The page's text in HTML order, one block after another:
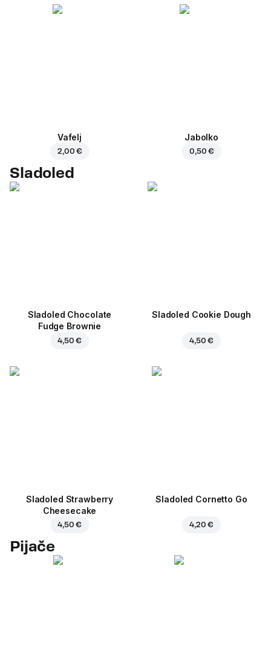
Vafelj
2,00 €
Jabolko
0,50 €
Sladoled
Sladoled Chocolate
Fudge Brownie
4,50 €
Sladoled Cookie Dough
4,50 €
Sladoled Strawberry
Cheesecake
4,50 €
Sladoled Cornetto Go
4,20 €
Pijače